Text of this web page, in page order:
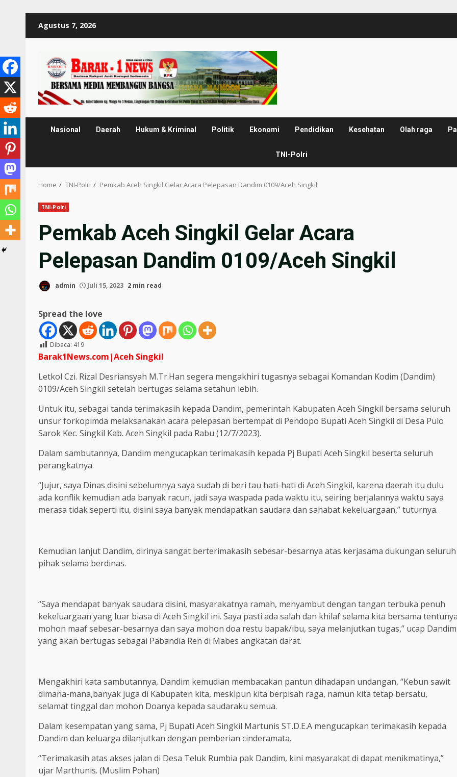
Agustus 7, 2026
Nasional Daerah Hukum & Kriminal Politik Ekonomi Pendidikan Kesehatan Olah raga
TNI-Polri
Home TNI-Polri Pemkab Aceh Singkil Gelar Acara Pelepasan Dandim 0109/Aceh Singkil
TNI-Polri
Pemkab Aceh Singkil Gelar Acara
Pelepasan Dandim 0109/Aceh Singkil
admin Juli 15, 2023 2 min read
Spread the love
Dibaca: 419
Barak1News.com|Aceh Singkil
Letkol Czi. Rizal Desriansyah M.Tr.Han segera mengakhiri tugasnya sebagai Komandan Kodim (Dandim)
0109/Aceh Singkil setelah bertugas selama setahun lebih.
Untuk itu, sebagai tanda terimakasih kepada Dandim, pemerintah Kabupaten Aceh Singkil bersama seluruh
unsur forkopimda melaksanakan acara pelepasan bertempat di Pendopo Bupati Aceh Singkil di Desa Pulo
Sarok Kec. Singkil Kab. Aceh Singkil pada Rabu (12/7/2023).
Dalam sambutannya, Dandim mengucapkan terimakasih kepada Pj Bupati Aceh Singkil beserta seluruh
perangkatnya.
“Jujur, saya Dinas disini sebelumnya saya sudah di beri tau hati-hati di Aceh Singkil, karena daerah itu dulu
ada konflik kemudian ada banyak racun, jadi saya waspada pada waktu itu, seiring berjalannya waktu saya
merasa tidak seperti itu, disini saya banyak mendapatkan saudara dan sahabat kekeluargaan,” tuturnya.
Kemudian lanjut Dandim, dirinya sangat berterimakasih sebesar-besarnya atas kerjasama dukungan seluruh
pihak selama berdinas.
“Saya mendapat banyak saudara disini, masyarakatnya ramah, menyambut dengan tangan terbuka penuh
kekeluargaan yang luar biasa di Aceh Singkil ini. Saya pasti ada salah dan khilaf selama kita bersama
mohon maaf sebesar-besarnya dan saya mohon doa restu bapak/ibu, saya melanjutkan tugas,” ucap Dandim
yang akan bertugas sebagai Pabandia Ren di Mabes angkatan darat.
Mengakhiri kata sambutannya, Dandim kemudian membacakan pantun dihadapan undangan, “Kebun sawit
dimana-mana,banyak juga di Kabupaten kita, meskipun kita berpisah raga, namun kita tetap bersatu,
selamat tinggal dan mohon Doanya kepada saudaraku semua.
Dalam kesempatan yang sama, Pj Bupati Aceh Singkil Martunis ST.D.E.A mengucapkan terimakasih kepada
Dandim dan keluarga dilanjutkan dengan pemberian cinderamata.
“Terimakasih atas akses jalan di Desa Teluk Rumbia pak Dandim, kini masyarakat di dapat menikmatinya,”
ujar Marthunis. (Muslim Pohan)